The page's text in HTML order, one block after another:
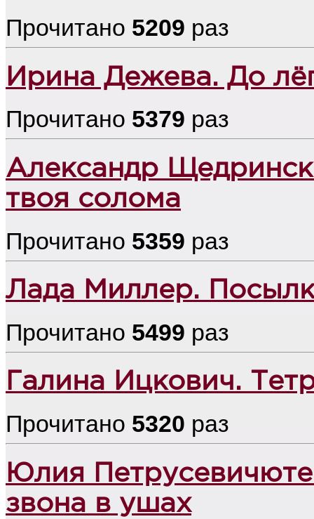
Прочитано 5209 раз
Ирина Дежева. До
Прочитано 5379 раз
Александр
твоя солома
Прочитано 5359 раз
Лада Миллер.
Прочитано 5499 раз
Галина Ицкович.
Прочитано 5320 раз
Юлия
звона в ушах